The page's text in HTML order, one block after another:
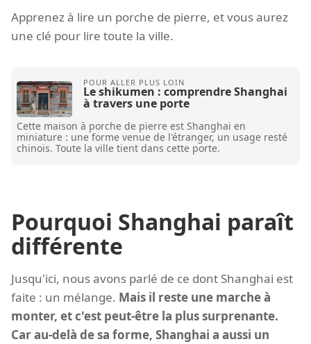
Apprenez à lire un porche de pierre, et vous aurez
une clé pour lire toute la ville.
Le shikumen : comprendre Shanghai
à travers une porte
Cette maison à porche de pierre est Shanghai en
miniature : une forme venue de l'étranger, un usage resté
chinois. Toute la ville tient dans cette porte.
Pourquoi Shanghai paraît
différente
Jusqu'ici, nous avons parlé de ce dont Shanghai est
faite : un mélange. Mais il reste une marche à
monter, et c'est peut-être la plus surprenante.
Car au-delà de sa forme, Shanghai a aussi un